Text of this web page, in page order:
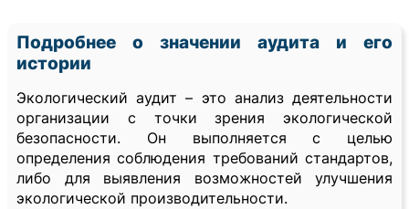
Подробнее о значении аудита и его
истории
Экологический аудит – это анализ деятельности
организации с точки зрения экологической
безопасности. Он выполняется с целью
определения соблюдения требований стандартов,
либо для выявления возможностей улучшения
экологической производительности.